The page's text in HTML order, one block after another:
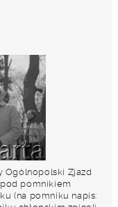
Ogólnopolski Zjazd
pod pomnikiem
(na pomniku napis: